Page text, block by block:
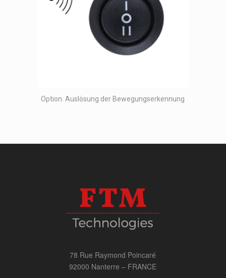
Option: Auslösung der Bewegungserkennung
78 Rue Raymond Poincaré
92000 Nanterre – FRANCE